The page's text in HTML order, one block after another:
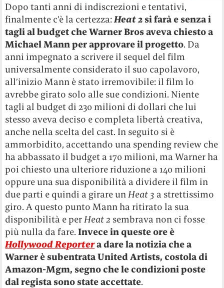
Dopo tanti anni di indiscrezioni e tentativi,
finalmente c’è la certezza:Heat 2si farà e senza i
tagli al budget che Warner Bros aveva chiesto a
Michael Mann per approvare il progetto. Da
anni impegnato a scrivere il sequel del film
universalmente considerato il suo capolavoro,
all’inizio Mann è stato irremovibile: il film lo
avrebbe girato solo alle sue condizioni. Niente
tagli al budget di 230 milioni di dollari che lui
stesso aveva deciso e completa libertà creativa,
anche nella scelta del cast. In seguito si è
ammorbidito, accettando una spending review che
ha abbassato il budget a 170 milioni, ma Warner ha
poi chiesto una ulteriore riduzione a 140 milioni
oppure una sua disponibilità a dividere il film in
due parti e quindi a girare unHeat 3 a strettissimo
giro. A questo punto Mann ha ritirato la sua
disponibilità e perHeat 2 sembrava non ci fosse
più nulla da fare.Invece in queste ore è
Hollywood Reportera dare la notizia che a
Warner è subentrata United Artists, costola di
Amazon-Mgm, segno che le condizioni poste
dal regista sono state accettate.